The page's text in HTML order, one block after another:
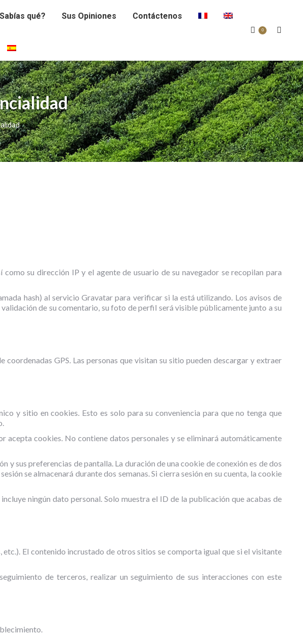
qué? Sus Opiniones Contáctenos
0 Buscar:
su dirección IP y el agente de usuario de su navegador se recopilan para
hash) al servicio Gravatar para verificar si la está utilizando. Los avisos de
de su comentario, su foto de perfil será visible públicamente junto a su
GPS. Las personas que visitan su sitio pueden descargar y extraer
y sitio en cookies. Esto es solo para su conveniencia para que no tenga que
acepta cookies. No contiene datos personales y se eliminará automáticamente
y sus preferencias de pantalla. La duración de una cookie de conexión es de dos
se almacenará durante dos semanas. Si cierra sesión en su cuenta, la cookie
ningún dato personal. Solo muestra el ID de la publicación que acabas de
El contenido incrustado de otros sitios se comporta igual que si el visitante
de terceros, realizar un seguimiento de sus interacciones con este